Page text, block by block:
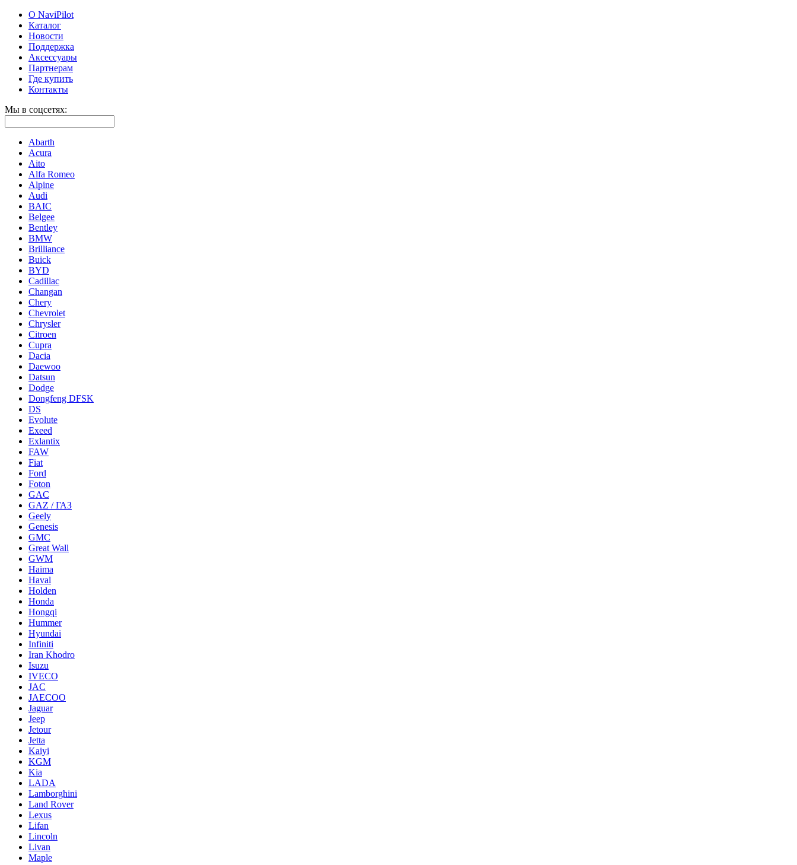
О NaviPilot
Каталог
Новости
Поддержка
Аксессуары
Партнерам
Где купить
Контакты
Мы в соцсетях:
Abarth
Acura
Aito
Alfa Romeo
Alpine
Audi
BAIC
Belgee
Bentley
BMW
Brilliance
Buick
BYD
Cadillac
Changan
Chery
Chevrolet
Chrysler
Citroen
Cupra
Dacia
Daewoo
Datsun
Dodge
Dongfeng DFSK
DS
Evolute
Exeed
Exlantix
FAW
Fiat
Ford
Foton
GAC
GAZ / ГАЗ
Geely
Genesis
GMC
Great Wall
GWM
Haima
Haval
Holden
Honda
Hongqi
Hummer
Hyundai
Infiniti
Iran Khodro
Isuzu
IVECO
JAC
JAECOO
Jaguar
Jeep
Jetour
Jetta
Kaiyi
KGM
Kia
LADA
Lamborghini
Land Rover
Lexus
Lifan
Lincoln
Livan
Maple